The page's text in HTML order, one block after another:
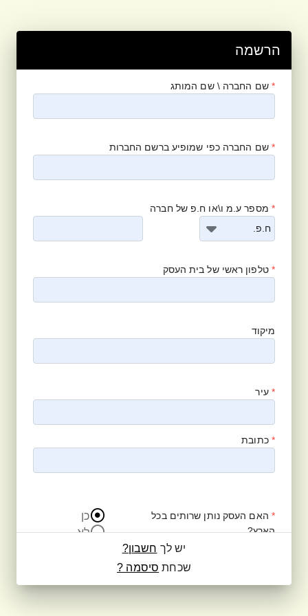
הרשמה
* שם החברה \ שם המותג
* שם החברה כפי שמופיע ברשם החברות
* מספר ע.מ ו\או ח.פ של חברה
ח.פ.
* טלפון ראשי של בית העסק
מיקוד
* עיר
* כתובת
* האם העסק נותן שרותים בכל
הארץ?
כן
לא
יש לך חשבון?
שכחת סיסמה ?